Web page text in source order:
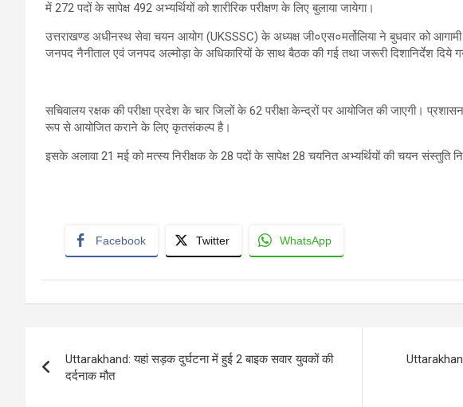
में 272 पदों के सापेक्ष 492 अभ्यर्थियों को शारीरिक परीक्षण के लिए बुलाया जायेगा।
उत्तराखण्ड अधीनस्थ सेवा चयन आयोग (UKSSSC) के अध्यक्ष जी०एस०मर्तोलिया ने बुधवार को आगामी
जनपद नैनीताल एवं जनपद अल्मोड़ा के अधिकारियों के साथ बैठक की गई तथा जरूरी दिशानिर्देश दिये
सचिवालय रक्षक की परीक्षा प्रदेश के चार जिलों के 62 परीक्षा केन्द्रों पर आयोजित की जाएगी।
रूप से आयोजित कराने के लिए कृतसंकल्प है।
इसके अलावा 21 मई को मत्स्य निरीक्षक के 28 पदों के सापेक्ष 28 चयनित अभ्यर्थियों की चयन संस्तुति
Facebook Twitter WhatsApp
navigation
Uttarakhand: यहां सड़क दुर्घटना में हुई 2 बाइक सवार युवकों की
दर्दनाक मौत